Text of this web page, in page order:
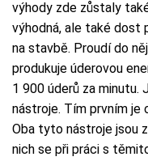
výhody zde zůstaly
výhodná, ale také dost
na stavbě. Proudí do
produkuje úderovou
1 900 úderů za
nástroje. Tím prvním je
Oba tyto nástroje jsou
nich se při práci s